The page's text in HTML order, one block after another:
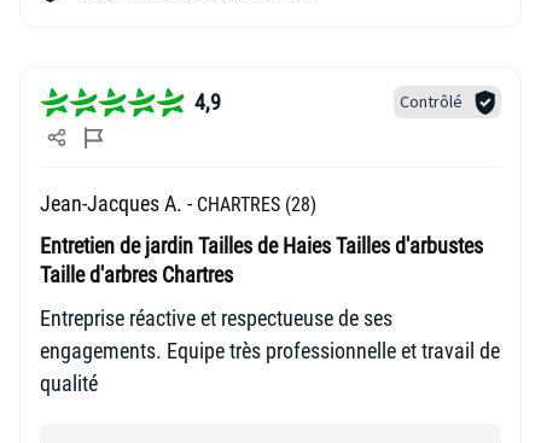
4,9 Contrôlé
Jean-Jacques A. - CHARTRES (28)
Entretien de jardin Tailles de Haies Tailles d'arbustes
Taille d'arbres Chartres
Entreprise réactive et respectueuse de ses
engagements. Equipe très professionnelle et travail de
qualité